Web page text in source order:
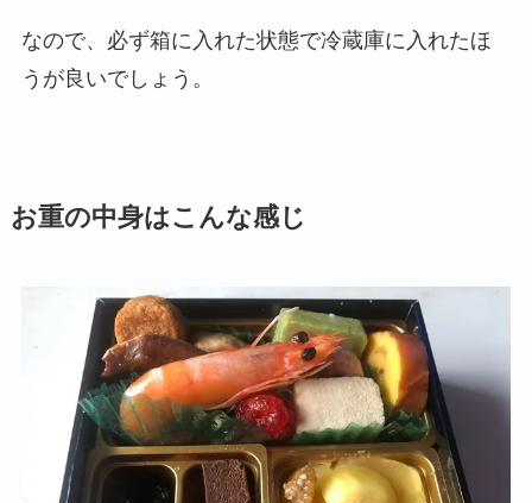
なので、必ず箱に入れた状態で冷蔵庫に入れたほ
うが良いでしょう。
お重の中身はこんな感じ